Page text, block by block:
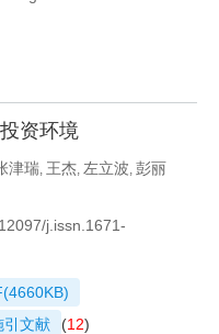
资环境
津瑞, 王杰, 左立波, 彭丽
j.issn.1671-
4660KB)
引文献 (12)